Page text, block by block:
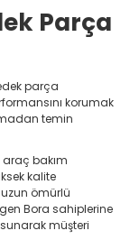
Parça
parça
korumak
temin
araç bakım
kalite
ömürlü
Bora sahiplerine
müşteri